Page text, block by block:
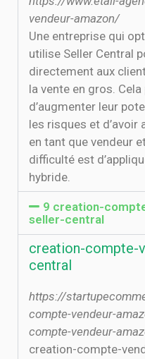
vendeur-amazon/
Une entreprise qui
utilise Seller Central
directement aux
la vente en gros.
d’augmenter leur
les risques et d’avoir
en tant que vendeur
difficulté est
hybride.
9 creation-
seller-central
creation-compte-
central
https://
compte-vendeur-
compte-vendeur-
creation-compte-